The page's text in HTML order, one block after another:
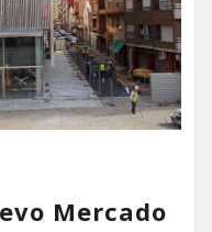
Mercado